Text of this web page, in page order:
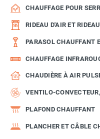
CHAUFFAGE POUR
RIDEAU D'AIR ET
PARASOL CHAUFFANT
CHAUFFAGE
CHAUDIÈRE À AIR
VENTILO-
PLAFOND CHAUFFANT
PLANCHER ET CÂBLE